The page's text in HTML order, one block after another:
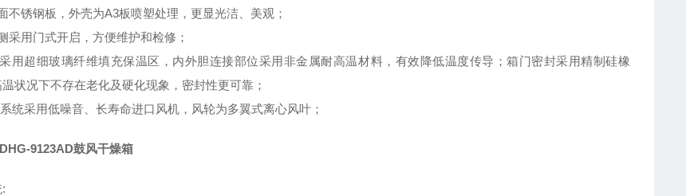
不锈钢板，外壳为A3板喷塑处理，更显光洁、美观；
采用门式开启，方便维护和检修；
用超细玻璃纤维填充保温区，内外胆连接部位采用非金属耐高温材料，有效降低温度传导；箱门密封采用精制硅橡
状况下不存在老化及硬化现象，密封性更可靠；
统采用低噪音、长寿命进口风机，风轮为多翼式离心风叶；
9123AD鼓风干燥箱
: